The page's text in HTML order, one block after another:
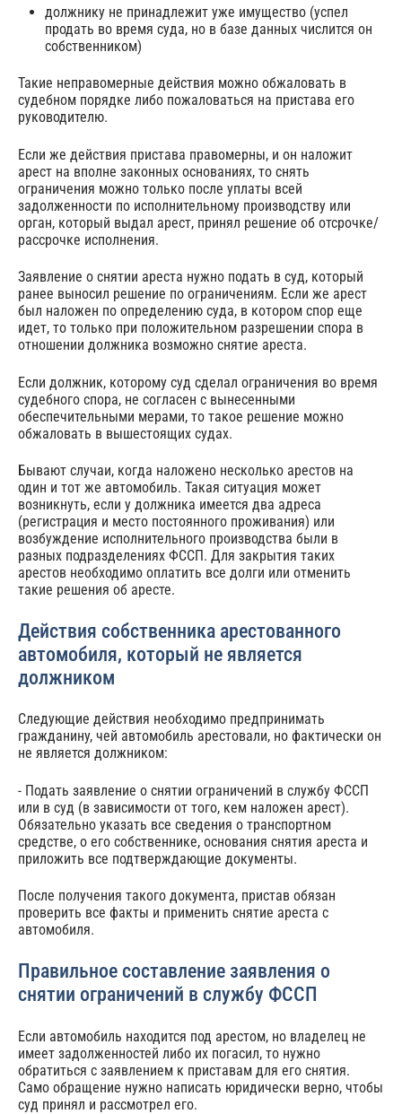
должнику не принадлежит уже имущество (успел
продать во время суда, но в базе данных числится он
собственником)
Такие неправомерные действия можно обжаловать в
судебном порядке либо пожаловаться на пристава его
руководителю.
Если же действия пристава правомерны, и он наложит
арест на вполне законных основаниях, то снять
ограничения можно только после уплаты всей
задолженности по исполнительному производству или
орган, который выдал арест, принял решение об отсрочке/
рассрочке исполнения.
Заявление о снятии ареста нужно подать в суд, который
ранее выносил решение по ограничениям. Если же арест
был наложен по определению суда, в котором спор еще
идет, то только при положительном разрешении спора в
отношении должника возможно снятие ареста.
Если должник, которому суд сделал ограничения во время
судебного спора, не согласен с вынесенными
обеспечительными мерами, то такое решение можно
обжаловать в вышестоящих судах.
Бывают случаи, когда наложено несколько арестов на
один и тот же автомобиль. Такая ситуация может
возникнуть, если у должника имеется два адреса
(регистрация и место постоянного проживания) или
возбуждение исполнительного производства были в
разных подразделениях ФССП. Для закрытия таких
арестов необходимо оплатить все долги или отменить
такие решения об аресте.
Действия собственника арестованного
автомобиля, который не является
должником
Следующие действия необходимо предпринимать
гражданину, чей автомобиль арестовали, но фактически он
не является должником:
- Подать заявление о снятии ограничений в службу ФССП
или в суд (в зависимости от того, кем наложен арест).
Обязательно указать все сведения о транспортном
средстве, о его собственнике, основания снятия ареста и
приложить все подтверждающие документы.
После получения такого документа, пристав обязан
проверить все факты и применить снятие ареста с
автомобиля.
Правильное составление заявления о
снятии ограничений в службу ФССП
Если автомобиль находится под арестом, но владелец не
имеет задолженностей либо их погасил, то нужно
обратиться с заявлением к приставам для его снятия.
Само обращение нужно написать юридически верно, чтобы
суд принял и рассмотрел его.